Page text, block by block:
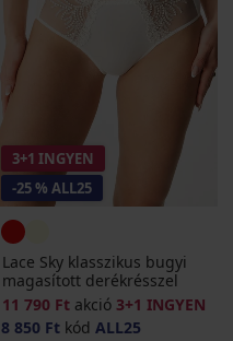
3+1 INGYEN
-25 % ALL25
Lace Sky klasszikus bugyi
magasított derékrésszel
11 790 Ft akció 3+1 INGYEN
8 850 Ft kód ALL25